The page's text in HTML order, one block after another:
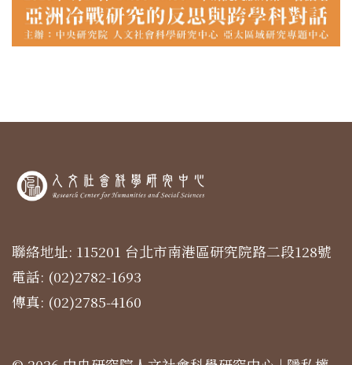
聯絡地址: 115201 台北市南港區研究院路二段128號
電話: (02)2782-1693
傳真: (02)2785-4160